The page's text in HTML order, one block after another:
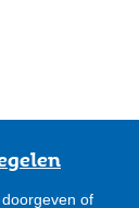
of